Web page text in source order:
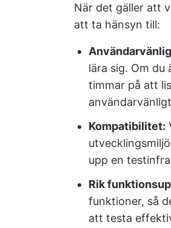
När det gäller att
att ta hänsyn till:
lära sig. Om
timmar på att
Kompatibilitet:
upp en
Rik
funktioner, så
att testa